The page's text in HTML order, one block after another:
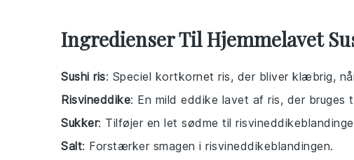
Ingredienser Til Hjemmelavet
Sushi ris: Speciel kortkornet ris, der bliver klæbrig,
Risvineddike: En mild eddike lavet af ris, der bruges
Sukker: Tilføjer en let sødme til
Salt: Forstærker smagen i risvineddikeblandingen.